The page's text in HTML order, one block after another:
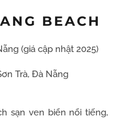
BEACH
Trà, Đà Nẵng
sạn ven biển nổi tiếng,